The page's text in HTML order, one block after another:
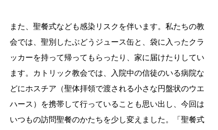
また、聖餐式なども感染リスクを伴います。私たちの教
会では、聖別したぶどうジュース缶と、袋に入ったクラ
ッカーを持って帰ってもらったり、家に届けたりしてい
ます。カトリック教会では、入院中の信徒のいる病院な
どにホスチア（聖体拝領で渡される小さな円盤状のウエ
ハース）を携帯して行っていることも思い出し、今回は
いつもの訪問聖餐のかたちを少し変えました。「聖餐式